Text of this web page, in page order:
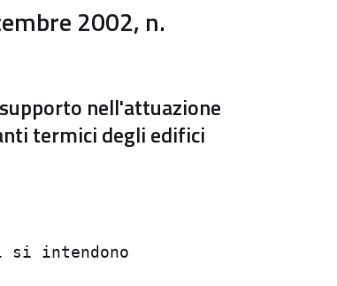
2002, n.
nell'attuazione
termici degli edifici
che qui si intendono
riportate: